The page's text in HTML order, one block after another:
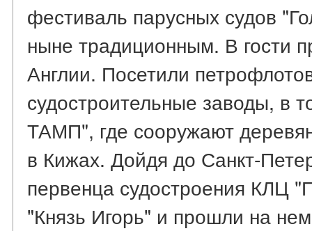
фестиваль парусных судов
ныне традиционным. В гости
Англии. Посетили
судостроительные заводы, в
ТАМП", где сооружают
в Кижах. Дойдя до Санкт-
первенца судостроения КЛЦ
"Князь Игорь" и прошли на